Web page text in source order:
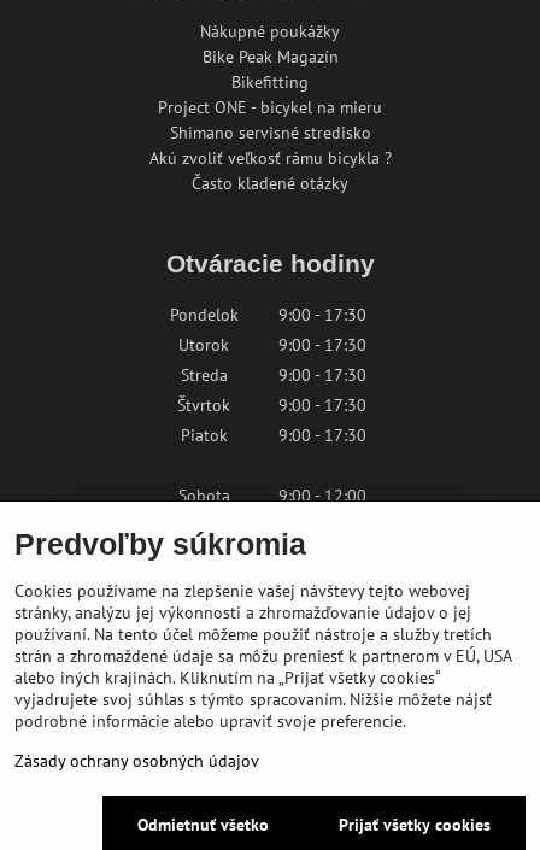
Nákupné poukážky
Bike Peak Magazín
Bikefitting
Project ONE - bicykel na mieru
Shimano servisné stredisko
Akú zvoliť veľkosť rámu bicykla ?
Často kladené otázky
Otváracie hodiny
Pondelok
9:00 - 17:30
Utorok
9:00 - 17:30
Streda
9:00 - 17:30
Štvrtok
9:00 - 17:30
Piatok
9:00 - 17:30
Sobota
9:00 - 12:00
Kontaktujte nás
shop@bikepeak.sk
+421 46 549 23 32
Navigovať do predajne
© 2026 BIKE PEAK
Zásady ochrany osobných údajov
Predvoľby súkromia
Cookies používame na zlepšenie vašej návštevy tejto webovej
stránky, analýzu jej výkonnosti a zhromažďovanie údajov o jej
používaní. Na tento účel môžeme použiť nástroje a služby tretích
strán a zhromaždené údaje sa môžu preniesť k partnerom v EÚ, USA
alebo iných krajinách. Kliknutím na „Prijať všetky cookies“
vyjadrujete svoj súhlas s týmto spracovaním. Nižšie môžete nájsť
podrobné informácie alebo upraviť svoje preferencie.
Zásady ochrany osobných údajov
Prijať všetky cookies
Odmietnuť všetko